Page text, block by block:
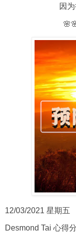
因
12/03/2021 星期五
Desmond Tai 心得